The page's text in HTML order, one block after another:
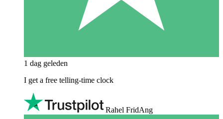
1 dag geleden
I get a free telling-time clock
Rahel FridAng